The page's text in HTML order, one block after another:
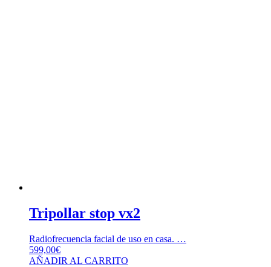
Tripollar stop vx2
Radiofrecuencia facial de uso en casa. …
599,00€
AÑADIR AL CARRITO